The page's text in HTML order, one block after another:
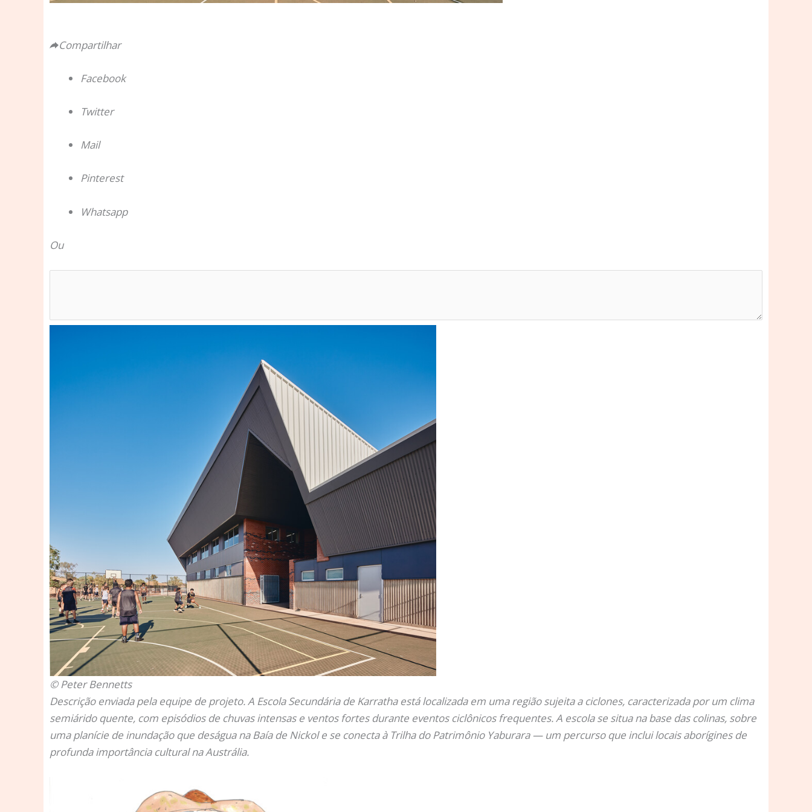
Compartilhar
Facebook
Twitter
Mail
Pinterest
Whatsapp
Ou
© Peter Bennetts
Descrição enviada pela equipe de projeto.A Escola Secundária de Karratha está localizada em uma região sujeita a ciclones, caracterizada por um clima
semiárido quente, com episódios de chuvas intensas e ventos fortes durante eventos ciclônicos frequentes. A escola se situa na base das colinas, sobre
uma planície de inundação que deságua na Baía de Nickol e se conecta à Trilha do Patrimônio Yaburara — um percurso que inclui locais aborígines de
profunda importância cultural na Austrália.